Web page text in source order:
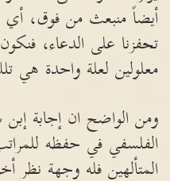
أيضاً منبعث من فوق، أي
تحفزنا على الدعاء،
معلولين لعلة واحدة هي
ومن الواضح ان إجابة إبن
الفلسفي في حفظه
المتألهين فله وجهة